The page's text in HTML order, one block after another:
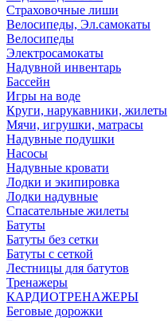
Страховочные лиши
Велосипеды, Эл.самокаты
Велосипеды
Электросамокаты
Надувной инвентарь
Бассейн
Игры на воде
Круги, нарукавники, жилеты
Мячи, игрушки, матрасы
Надувные подушки
Насосы
Надувные кровати
Лодки и экипировка
Лодки надувные
Спасательные жилеты
Батуты
Батуты без сетки
Батуты с сеткой
Лестницы для батутов
Тренажеры
КАРДИОТРЕНАЖЕРЫ
Беговые дорожки